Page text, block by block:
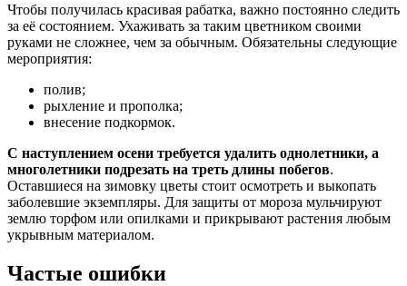
Чтобы получилась красивая рабатка, важно постоянно следить
за её состоянием. Ухаживать за таким цветником своими
руками не сложнее, чем за обычным. Обязательны следующие
мероприятия:
полив;
рыхление и прополка;
внесение подкормок.
С наступлением осени требуется удалить однолетники, а
многолетники подрезать на треть длины побегов.
Оставшиеся на зимовку цветы стоит осмотреть и выкопать
заболевшие экземпляры. Для защиты от мороза мульчируют
землю торфом или опилками и прикрывают растения любым
укрывным материалом.
Частые ошибки